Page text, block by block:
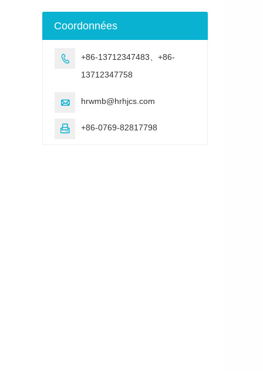
Coordonnées

+86-13712347483、+86-
13712347758
 hrwmb@hrhjcs.com
 +86-0769-82817798